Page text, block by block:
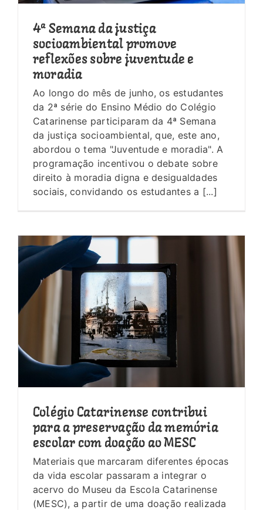
4ª Semana da justiça
socioambiental promove
reflexões sobre juventude e
moradia
Ao longo do mês de junho, os estudantes
da 2ª série do Ensino Médio do Colégio
Catarinense participaram da 4ª Semana
da justiça socioambiental, que, este ano,
abordou o tema "Juventude e moradia". A
programação incentivou o debate sobre
direito à moradia digna e desigualdades
sociais, convidando os estudantes a [...]
Colégio Catarinense contribui
para a preservação da memória
escolar com doação ao MESC
Materiais que marcaram diferentes épocas
da vida escolar passaram a integrar o
acervo do Museu da Escola Catarinense
(MESC), a partir de uma doação realizada